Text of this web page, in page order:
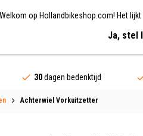
Welkom op Hollandbikeshop.com! Het
Ja, stel
30dagen bedenktijd
Achterwiel Vorkuitzetter